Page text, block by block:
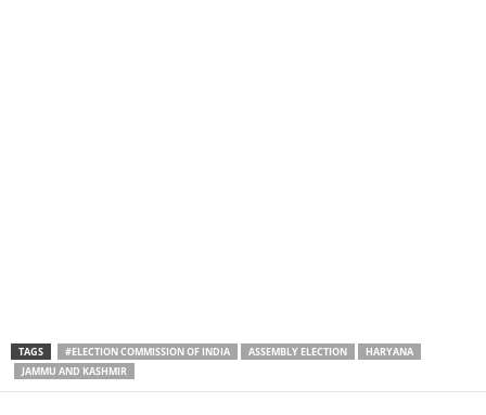
TAGS #ELECTION COMMISSION OF INDIA ASSEMBLY ELECTION
HARYANA
JAMMU AND KASHMIR